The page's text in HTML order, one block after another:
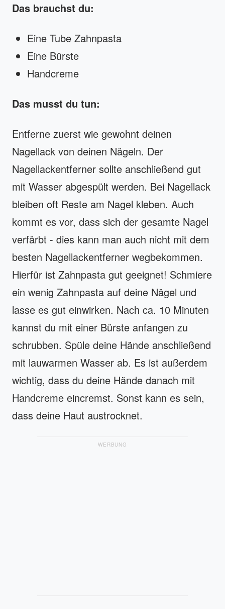
Das brauchst du:
Eine Tube Zahnpasta
Eine Bürste
Handcreme
Das musst du tun:
Entferne zuerst wie gewohnt deinen
Nagellack von deinen Nägeln. Der
Nagellackentferner sollte anschließend gut
mit Wasser abgespült werden. Bei Nagellack
bleiben oft Reste am Nagel kleben. Auch
kommt es vor, dass sich der gesamte Nagel
verfärbt - dies kann man auch nicht mit dem
besten Nagellackentferner wegbekommen.
Hierfür ist Zahnpasta gut geeignet! Schmiere
ein wenig Zahnpasta auf deine Nägel und
lasse es gut einwirken. Nach ca. 10 Minuten
kannst du mit einer Bürste anfangen zu
schrubben. Spüle deine Hände anschließend
mit lauwarmen Wasser ab. Es ist außerdem
wichtig, dass du deine Hände danach mit
Handcreme eincremst. Sonst kann es sein,
dass deine Haut austrocknet.
WERBUNG